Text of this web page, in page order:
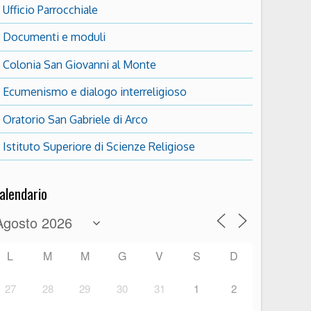
Ufficio Parrocchiale
Documenti e moduli
Colonia San Giovanni al Monte
Ecumenismo e dialogo interreligioso
Oratorio San Gabriele di Arco
Istituto Superiore di Scienze Religiose
L M M G V S D
27 28 29 30 31 1 2